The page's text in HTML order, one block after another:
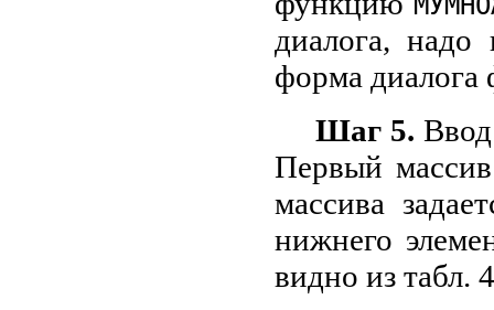
диалога,
форма
Шаг 5.
Первый
массива
нижнего
видно из табл.